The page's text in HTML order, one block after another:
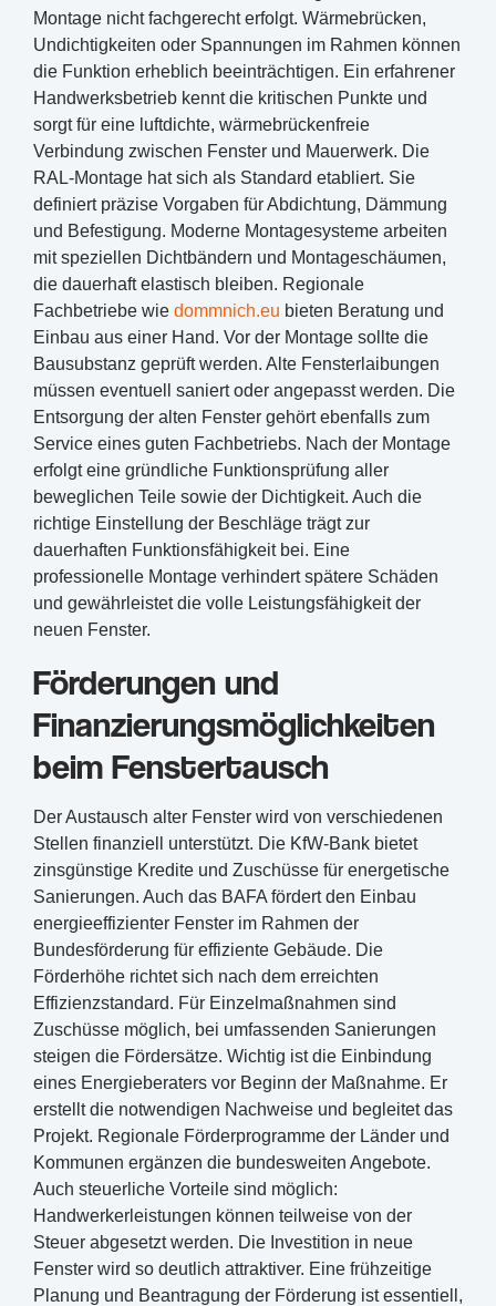
Montage nicht fachgerecht erfolgt. Wärmebrücken,
Undichtigkeiten oder Spannungen im Rahmen können
die Funktion erheblich beeinträchtigen. Ein erfahrener
Handwerksbetrieb kennt die kritischen Punkte und
sorgt für eine luftdichte, wärmebrückenfreie
Verbindung zwischen Fenster und Mauerwerk. Die
RAL-Montage hat sich als Standard etabliert. Sie
definiert präzise Vorgaben für Abdichtung, Dämmung
und Befestigung. Moderne Montagesysteme arbeiten
mit speziellen Dichtbändern und Montageschäumen,
die dauerhaft elastisch bleiben. Regionale
Fachbetriebe wie dommnich.eu bieten Beratung und
Einbau aus einer Hand. Vor der Montage sollte die
Bausubstanz geprüft werden. Alte Fensterlaibungen
müssen eventuell saniert oder angepasst werden. Die
Entsorgung der alten Fenster gehört ebenfalls zum
Service eines guten Fachbetriebs. Nach der Montage
erfolgt eine gründliche Funktionsprüfung aller
beweglichen Teile sowie der Dichtigkeit. Auch die
richtige Einstellung der Beschläge trägt zur
dauerhaften Funktionsfähigkeit bei. Eine
professionelle Montage verhindert spätere Schäden
und gewährleistet die volle Leistungsfähigkeit der
neuen Fenster.
Förderungen und
Finanzierungsmöglichkeiten
beim Fenstertausch
Der Austausch alter Fenster wird von verschiedenen
Stellen finanziell unterstützt. Die KfW-Bank bietet
zinsgünstige Kredite und Zuschüsse für energetische
Sanierungen. Auch das BAFA fördert den Einbau
energieeffizienter Fenster im Rahmen der
Bundesförderung für effiziente Gebäude. Die
Förderhöhe richtet sich nach dem erreichten
Effizienzstandard. Für Einzelmaßnahmen sind
Zuschüsse möglich, bei umfassenden Sanierungen
steigen die Fördersätze. Wichtig ist die Einbindung
eines Energieberaters vor Beginn der Maßnahme. Er
erstellt die notwendigen Nachweise und begleitet das
Projekt. Regionale Förderprogramme der Länder und
Kommunen ergänzen die bundesweiten Angebote.
Auch steuerliche Vorteile sind möglich:
Handwerkerleistungen können teilweise von der
Steuer abgesetzt werden. Die Investition in neue
Fenster wird so deutlich attraktiver. Eine frühzeitige
Planung und Beantragung der Förderung ist essentiell,